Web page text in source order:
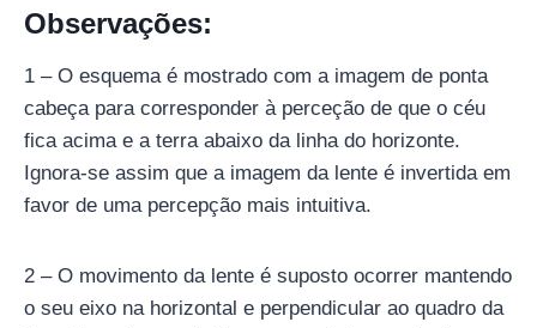
Observações:
1 – O esquema é mostrado com a imagem de ponta
cabeça para corresponder à perceção de que o céu
fica acima e a terra abaixo da linha do horizonte.
Ignora-se assim que a imagem da lente é invertida em
favor de uma percepção mais intuitiva.
2 – O movimento da lente é suposto ocorrer mantendo
o seu eixo na horizontal e perpendicular ao quadro da